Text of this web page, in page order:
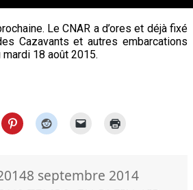
Le CNAR a d’ores et déjà fixé
Cazavants et autres embarcations
18 août 2015.
8 septembre 2014Auteur